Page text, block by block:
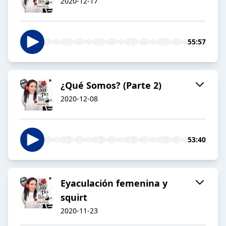
55:57
¿Qué Somos? (Parte 2)
2020-12-08
53:40
Eyaculación femenina y
squirt
2020-11-23